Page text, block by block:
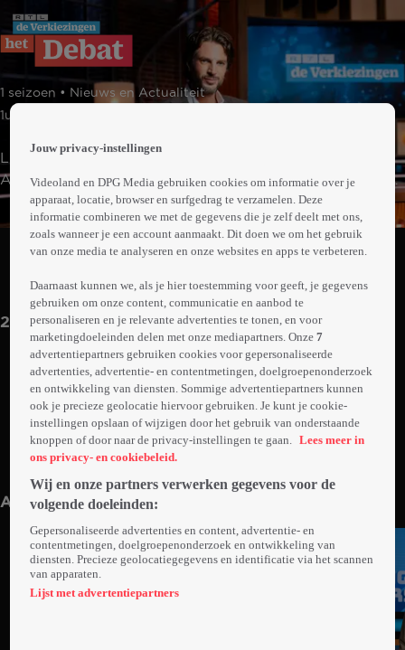
page
1 seizoen • Nieuws en Actualiteit
1uur29min
Live-uitzending vanuit de Beurs van Berlage in
Amsterdam waarin de vier lijsttrekkers van de grootste
politieke partijen de degens kruisen. Welke keuzes
maken de partijleiders als het gaat om de toekomst van
Nederland? En wat gaan ze doen om het verdwenen
Abonneren op Videoland
info
2025
2. RTL Verkiezingsdebat (2)
Anderen kijken ook
Jouw privacy-instellingen
Videoland en DPG Media gebruiken cookies om informatie over je
apparaat, locatie, browser en surfgedrag te verzamelen. Deze
informatie combineren we met de gegevens die je zelf deelt met ons,
zoals wanneer je een account aanmaakt. Dit doen we om het gebruik
van onze media te analyseren en onze websites en apps te verbeteren.
Daarnaast kunnen we, als je hier toestemming voor geeft, je gegevens
gebruiken om onze content, communicatie en aanbod te
personaliseren en je relevante advertenties te tonen, en voor
marketingdoeleinden delen met onze mediapartners. Onze7
advertentiepartners gebruiken cookies voor gepersonaliseerde
advertenties, advertentie- en contentmetingen, doelgroepenonderzoek
en ontwikkeling van diensten. Sommige advertentiepartners kunnen
ook je precieze geolocatie hiervoor gebruiken. Je kunt je cookie-
instellingen opslaan of wijzigen door het gebruik van onderstaande
knoppen of door naar de privacy-instellingen te gaan.
Lees meer in
ons privacy- en cookiebeleid.
Wij en onze partners verwerken gegevens voor de
volgende doeleinden:
Gepersonaliseerde advertenties en content, advertentie- en
contentmetingen, doelgroepenonderzoek en ontwikkeling van
diensten. Precieze geolocatiegegevens en identificatie via het scannen
van apparaten.
Lijst met advertentiepartners